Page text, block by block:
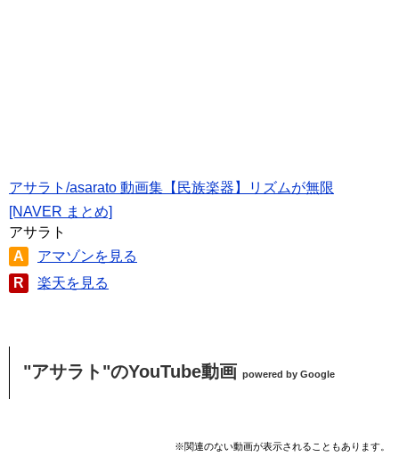
アサラト/asarato 動画集【民族楽器】リズムが無限
[NAVER まとめ]
アサラト
A
アマゾンを見る
R
楽天を見る
"アサラト"のYouTube動画 powered by Google
※関連のない動画が表示されることもあります。